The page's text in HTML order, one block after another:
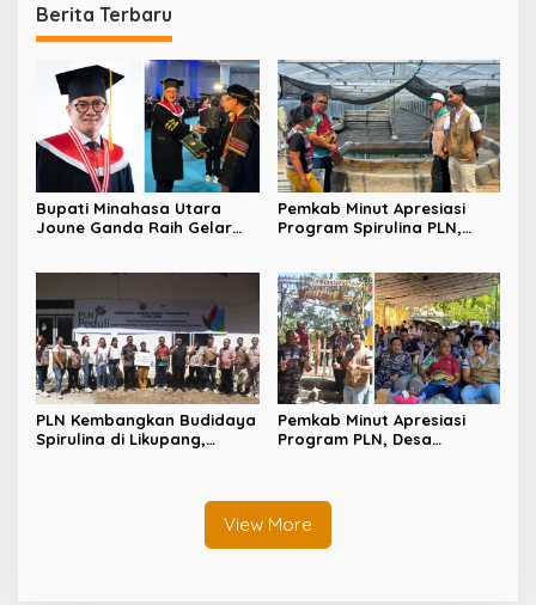
Berita Terbaru
Bupati Minahasa Utara
Joune Ganda Raih Gelar
Pemkab Minut Apresiasi
Program Spirulina PLN,
Berbasis Energi Bersih
PLN Kembangkan Budidaya
Spirulina di Likupang,
Pemkab Minut Apresiasi
Program PLN, Desa
Berdaya Saing
View More